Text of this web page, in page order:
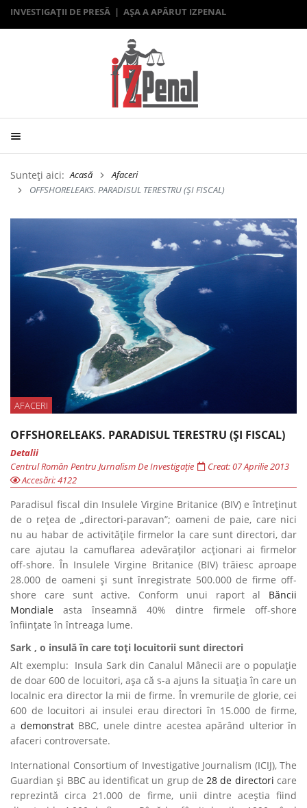
INVESTIGAȚII DE PRESĂ | AȘA A APĂRUT IZPENAL
Sunteți aici:Acasă
Afaceri
OFFSHORELEAKS. PARADISUL TERESTRU (ȘI FISCAL)
AFACERI
OFFSHORELEAKS. PARADISUL TERESTRU (ȘI FISCAL)
Detalii
Centrul Român Pentru Jurnalism De Investigație
Creat: 07 Aprilie 2013
Accesări: 4122
Paradisul fiscal din Insulele Virgine Britanice (BIV) e întreținut
de o rețea de „directori-paravan”; oameni de paie, care nici
nu au habar de activitățile firmelor la care sunt directori, dar
care ajutau la camuflarea adevăraților acționari ai firmelor
off-shore. În Insulele Virgine Britanice (BIV) trăiesc aproape
28.000 de oameni și sunt înregistrate 500.000 de firme off-
shore care sunt active. Conform unui raport al Băncii
Mondiale asta înseamnă 40% dintre firmele off-shore
înființate în întreaga lume.
Sark , o insulă în care toți locuitorii sunt directori
Alt exemplu: Insula Sark din Canalul Mânecii are o populație
de doar 600 de locuitori, așa că s-a ajuns la situația în care un
localnic era director la mii de firme. În vremurile de glorie, cei
600 de locuitori ai insulei erau directori în 15.000 de firme,
a demonstratBBC, unele dintre acestea apărând ulterior în
afaceri controversate.
International Consortium of Investigative Journalism (ICIJ), The
Guardian și BBC au identificat un grup de28 de directori care
reprezintă circa 21.000 de firme, unii dintre aceștia fiind